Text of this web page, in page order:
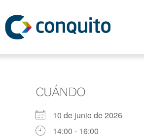
al
contenido
CUÁNDO
10 de junio de 2026
14:00 - 16:00